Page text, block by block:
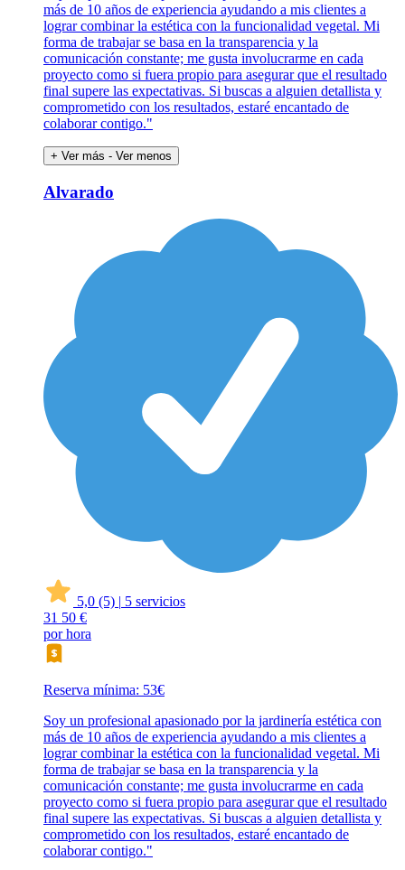
más de 10 años de experiencia ayudando a mis clientes a
lograr combinar la estética con la funcionalidad vegetal. Mi
forma de trabajar se basa en la transparencia y la
comunicación constante; me gusta involucrarme en cada
proyecto como si fuera propio para asegurar que el resultado
final supere las expectativas. Si buscas a alguien detallista y
comprometido con los resultados, estaré encantado de
colaborar contigo."
+ Ver más - Ver menos
Alvarado
5,0 (5) | 5 servicios
31 50 €
por hora
Reserva mínima: 53€
Soy un profesional apasionado por la jardinería estética con
más de 10 años de experiencia ayudando a mis clientes a
lograr combinar la estética con la funcionalidad vegetal. Mi
forma de trabajar se basa en la transparencia y la
comunicación constante; me gusta involucrarme en cada
proyecto como si fuera propio para asegurar que el resultado
final supere las expectativas. Si buscas a alguien detallista y
comprometido con los resultados, estaré encantado de
colaborar contigo."